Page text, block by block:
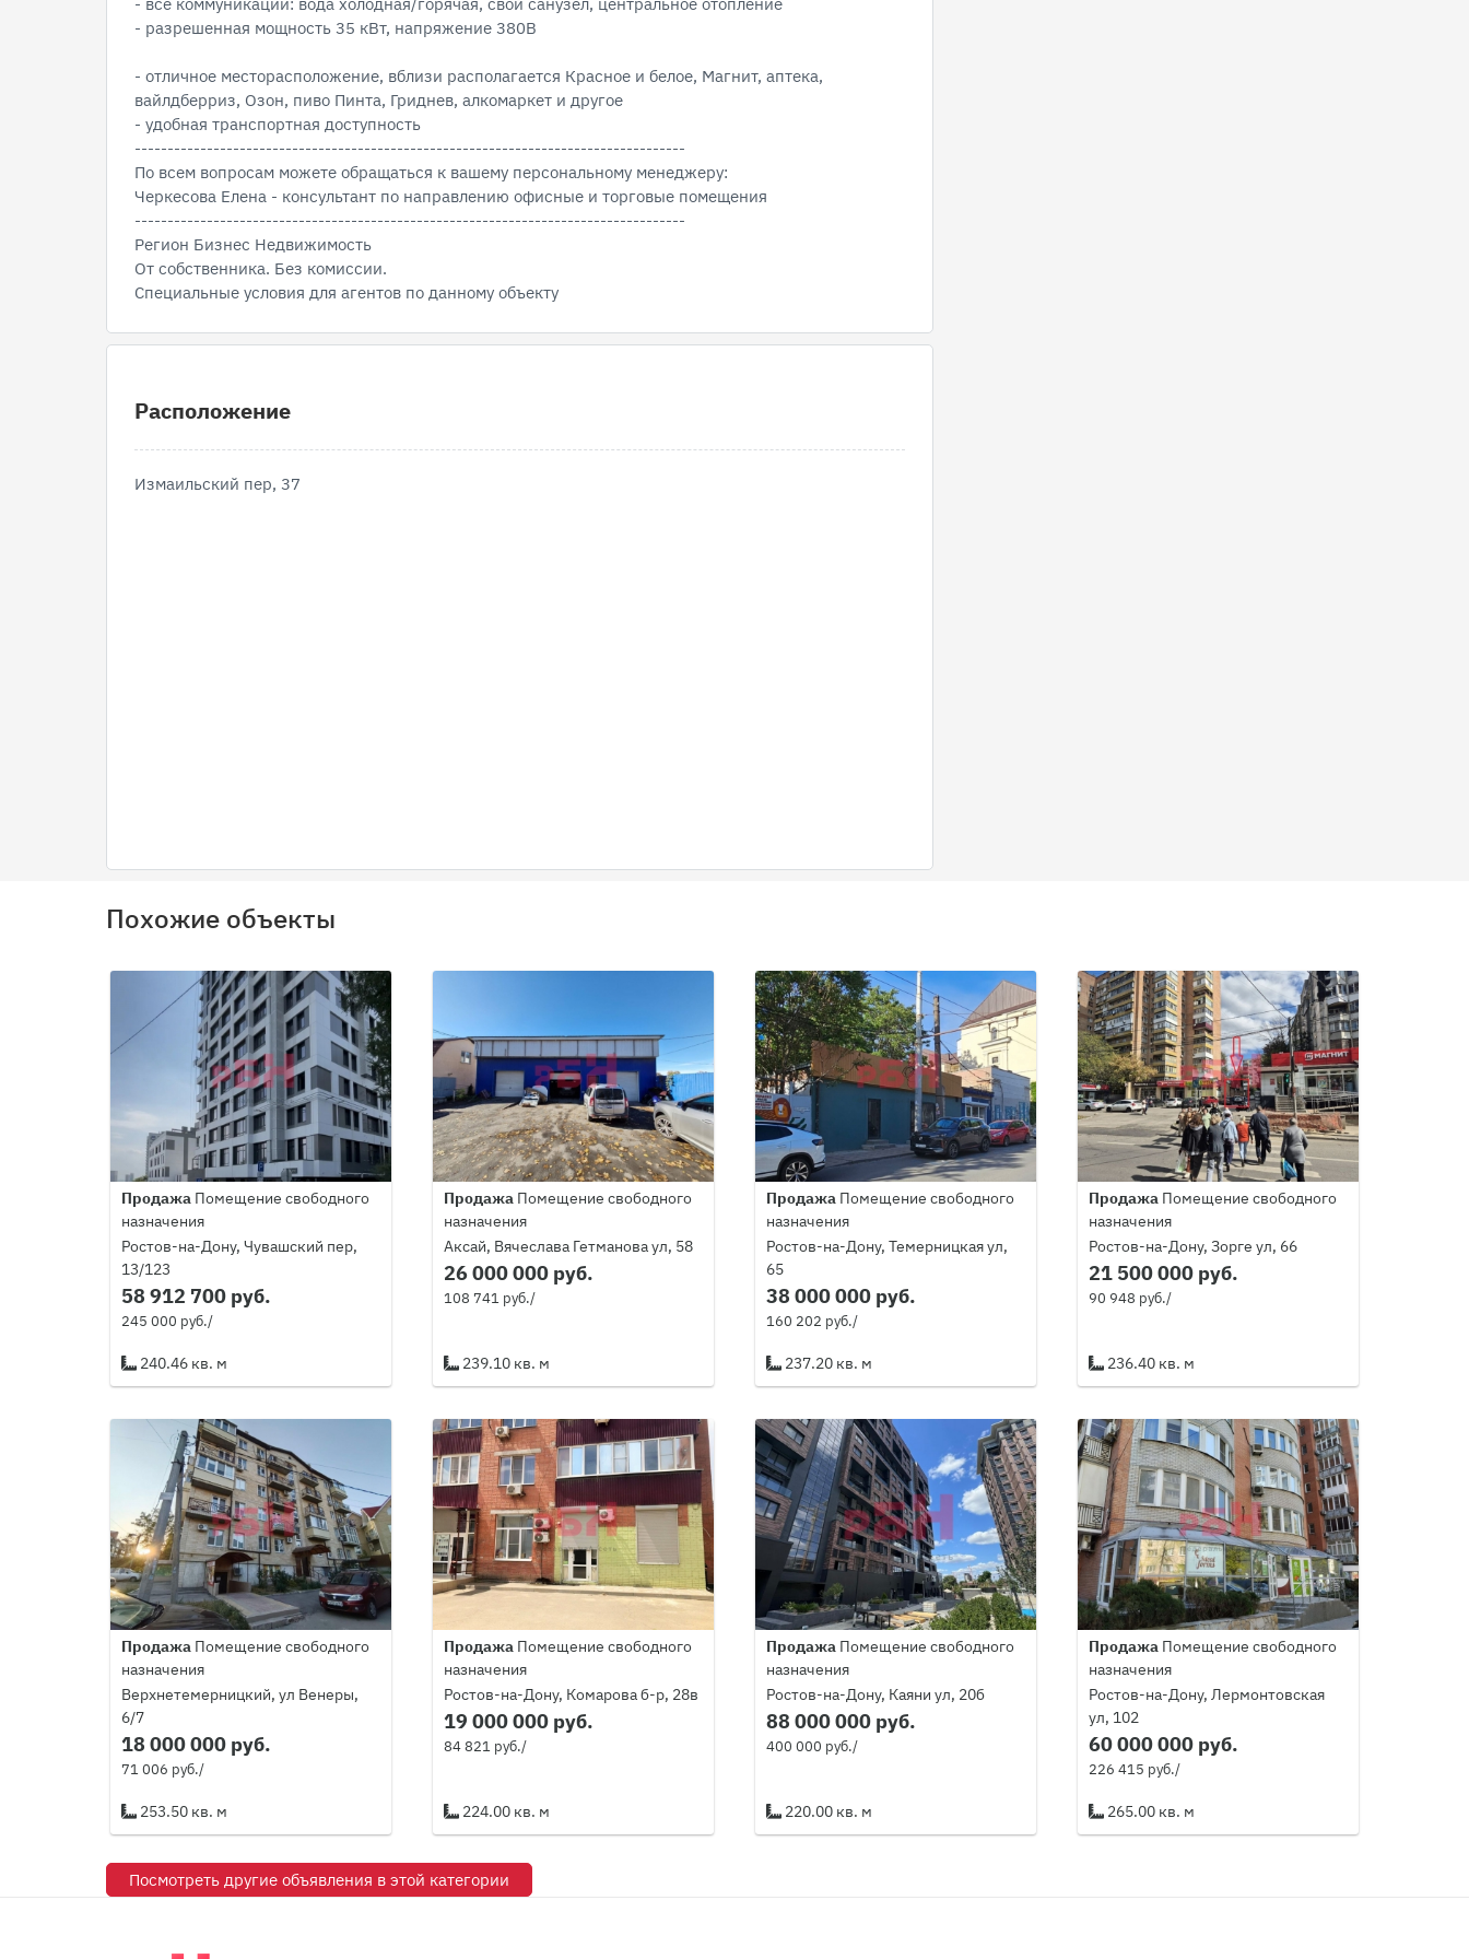
- разрешенная мощность 35 кВт, напряжение 380В
- отличное месторасположение, вблизи располагается Красное и белое, Магнит, аптека,
вайлдберриз, Озон, пиво Пинта, Гриднев, алкомаркет и другое
- удобная транспортная доступность
------------------------------------------------------------------------------------
По всем вопросам можете обращаться к вашему персональному менеджеру:
Черкесова Елена - консультант по направлению офисные и торговые помещения
------------------------------------------------------------------------------------
Регион Бизнес Недвижимость
От собственника. Без комиссии.
Специальные условия для агентов по данному объекту
Расположение
Измаильский пер, 37
Похожие объекты
Продажа Помещение свободного
назначения
Ростов-на-Дону, Чувашский пер,
13/123
58 912 700 руб.
245 000 руб./
240.46 кв. м
Продажа Помещение свободного
назначения
Аксай, Вячеслава Гетманова ул, 58
26 000 000 руб.
108 741 руб./
239.10 кв. м
Продажа Помещение свободного
назначения
Ростов-на-Дону, Темерницкая ул,
65
38 000 000 руб.
160 202 руб./
237.20 кв. м
Продажа Помещение свободного
назначения
Ростов-на-Дону, Зорге ул, 66
21 500 000 руб.
90 948 руб./
236.40 кв. м
Продажа Помещение свободного
назначения
Верхнетемерницкий, ул Венеры,
6/7
18 000 000 руб.
71 006 руб./
253.50 кв. м
Продажа Помещение свободного
назначения
Ростов-на-Дону, Комарова б-р, 28в
19 000 000 руб.
84 821 руб./
224.00 кв. м
Продажа Помещение свободного
назначения
Ростов-на-Дону, Каяни ул, 20б
88 000 000 руб.
400 000 руб./
220.00 кв. м
Продажа Помещение свободного
назначения
Ростов-на-Дону, Лермонтовская
ул, 102
60 000 000 руб.
226 415 руб./
265.00 кв. м
Посмотреть другие объявления в этой категории